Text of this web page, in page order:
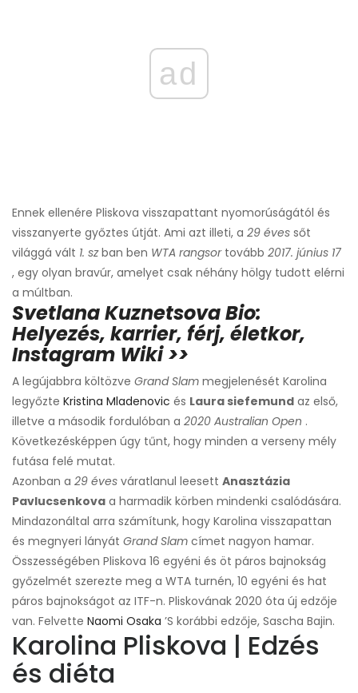
ad
Ennek ellenére Pliskova visszapattant nyomorúságától és
visszanyerte győztes útját. Ami azt illeti, a 29 éves sőt
világgá vált 1. szban ben WTA rangsortovább 2017. június 17
, egy olyan bravúr, amelyet csak néhány hölgy tudott elérni
a múltban.
Svetlana Kuznetsova Bio:
Helyezés, karrier, férj, életkor,
Instagram Wiki >>
A legújabbra költözve Grand Slam megjelenését Karolina
legyőzte Kristina Mladenovic és Laura siefemund az első,
illetve a második fordulóban a 2020 Australian Open .
Következésképpen úgy tűnt, hogy minden a verseny mély
futása felé mutat.
Azonban a 29 éves váratlanul leesett Anasztázia
Pavlucsenkova a harmadik körben mindenki csalódására.
Mindazonáltal arra számítunk, hogy Karolina visszapattan
és megnyeri lányát Grand Slam címet nagyon hamar.
Összességében Pliskova 16 egyéni és öt páros bajnokság
győzelmét szerezte meg a WTA turnén, 10 egyéni és hat
páros bajnokságot az ITF-n. Pliskovának 2020 óta új edzője
van. Felvette Naomi Osaka ’S korábbi edzője, Sascha Bajin.
Karolina Pliskova | Edzés
és diéta